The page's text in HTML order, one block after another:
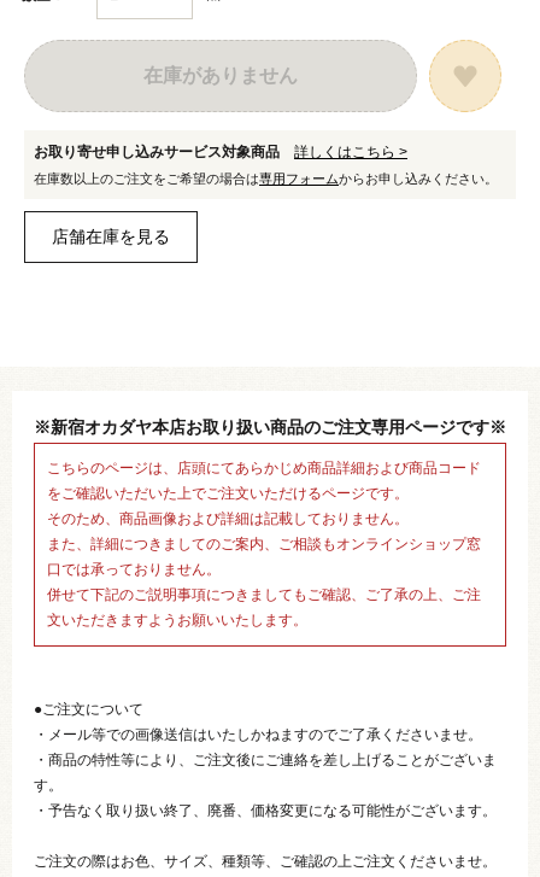
在庫がありません
お取り寄せ申し込みサービス対象商品 詳しくはこちら >
在庫数以上のご注文をご希望の場合は専用フォームからお申し込みください。
※新宿オカダヤ本店お取り扱い商品のご注文専用ページです※
こちらのページは、店頭にてあらかじめ商品詳細および商品コード
をご確認いただいた上でご注文いただけるページです。
そのため、商品画像および詳細は記載しておりません。
また、詳細につきましてのご案内、ご相談もオンラインショップ窓
口では承っておりません。
併せて下記のご説明事項につきましてもご確認、ご了承の上、ご注
文いただきますようお願いいたします。
●ご注文について
・メール等での画像送信はいたしかねますのでご了承くださいませ。
・商品の特性等により、ご注文後にご連絡を差し上げることがございま
す。
・予告なく取り扱い終了、廃番、価格変更になる可能性がございます。
ご注文の際はお色、サイズ、種類等、ご確認の上ご注文くださいませ。